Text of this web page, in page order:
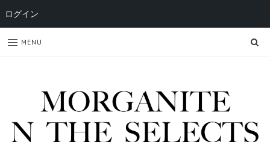
MENU
ログイン